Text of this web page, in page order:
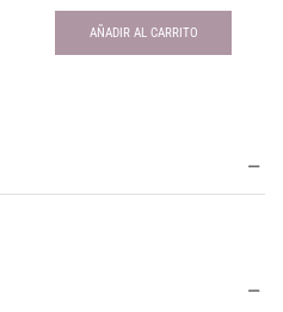
AÑADIR AL CARRITO